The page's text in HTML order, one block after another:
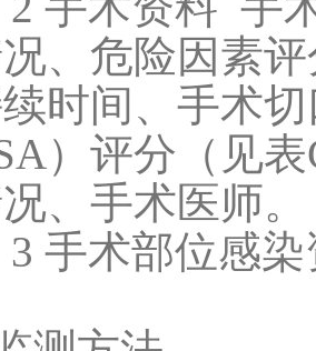
、危险因素
时间、手术
）评分（见
、手术医师。
3 手术部位感